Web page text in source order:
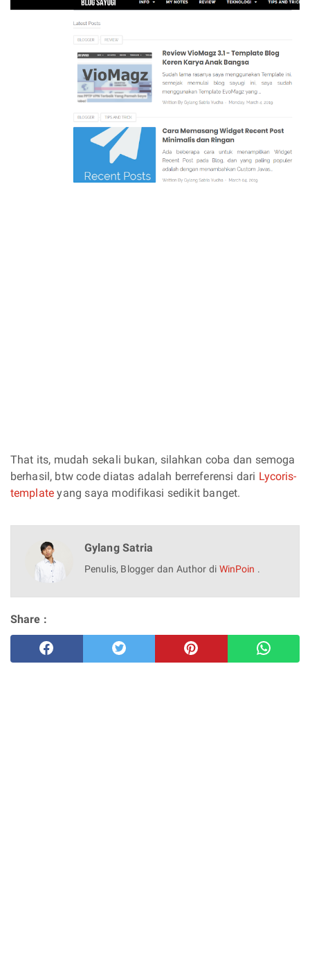
That its, mudah sekali bukan, silahkan coba dan semoga
berhasil, btw code diatas adalah berreferensi dari Lycoris-
templateyang saya modifikasi sedikit banget.
Gylang Satria
Penulis, Blogger dan Author di WinPoin .
Share :